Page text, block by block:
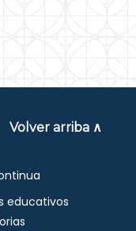
Volver arriba ∧
educativos